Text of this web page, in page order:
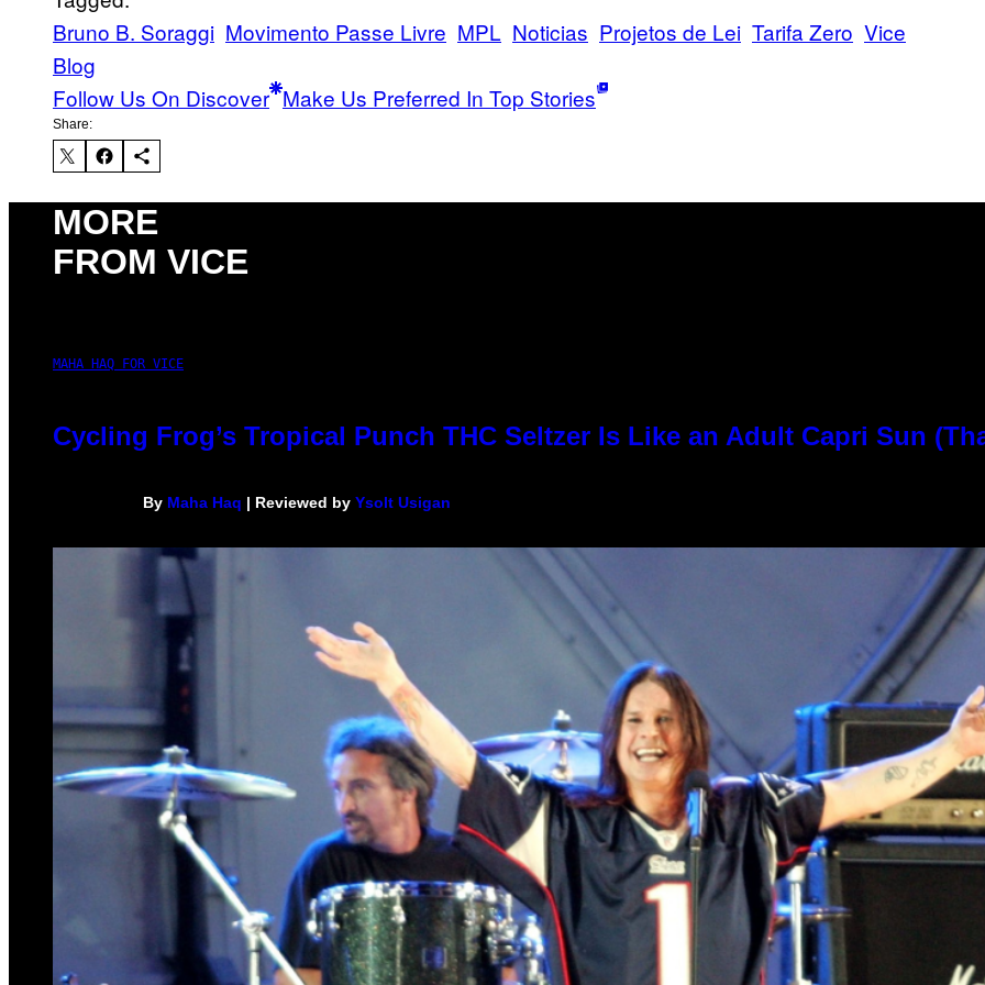
Bruno B. Soraggi Movimento Passe Livre MPL Noticias Projetos de Lei Tarifa Zero Vice
Blog
Follow Us On Discover Make Us Preferred In Top Stories
Share:
MORE
FROM VICE
MAHA HAQ FOR VICE
Cycling Frog’s Tropical Punch THC Seltzer Is Like an Adult Capri Sun
By Maha Haq | Reviewed by Ysolt Usigan